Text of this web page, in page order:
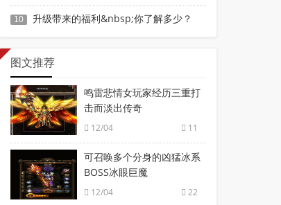
10 升级带来的福利&nbsp;你了解多少？
图文推荐
鸣雷悲情女玩家经历三重打
击而淡出传奇
12/04 11
可召唤多个分身的凶猛冰系
BOSS冰眼巨魔
12/04 22